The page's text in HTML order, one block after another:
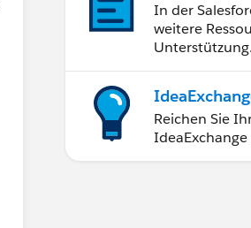
In der
weitere
Unterstützung.
Reichen Sie
IdeaExchange